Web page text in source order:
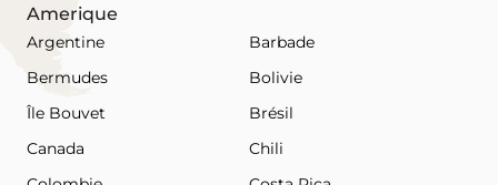
Amerique
Argentine
Barbade
Bermudes
Bolivie
Île Bouvet
Brésil
Canada
Chili